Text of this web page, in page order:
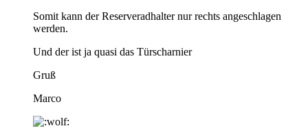
Somit kann der Reserveradhalter nur rechts angeschlagen
werden.
Und der ist ja quasi das Türscharnier
Gruß
Marco